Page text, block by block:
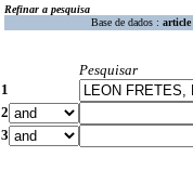
Refinar a pesquisa
Base de dados : article
Pesquisar
1
2
3